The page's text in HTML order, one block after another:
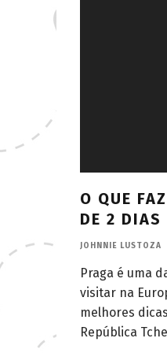
O QUE
DE 2 DIAS
JOHNNIE LUSTOZA
Praga é uma
visitar na
melhores
República